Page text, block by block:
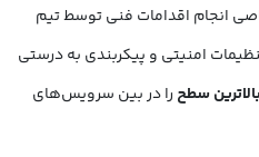
انجام اقدامات فنی توسط تیم
امنیتی و پیکربندی به درستی
سطح را در بین سرویس‌های